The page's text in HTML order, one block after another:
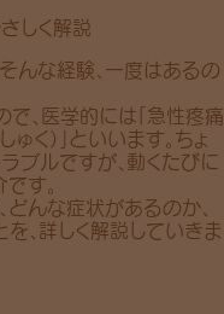
しく解説
そんな経験、一度はあるの
、医学的には「急性疼痛
く）」といいます。ちょ
ブルですが、動くたびに
す。
んな症状があるのか、
、詳しく解説していきま